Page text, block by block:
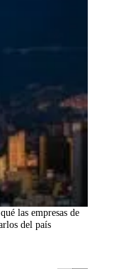
las empresas de
del país